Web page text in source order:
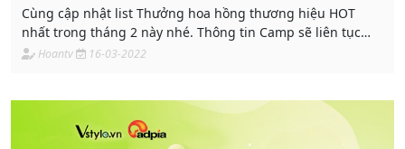
Cùng cập nhật list Thưởng hoa hồng thương hiệu HOT
nhất trong tháng 2 này nhé. Thông tin Camp sẽ liên tục
được cập nhật sau, các Publisher sẵn sàng đẩy số nhé!
Hoantv 16-03-2022